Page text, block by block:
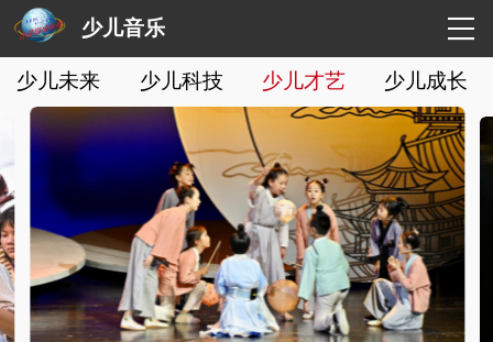
少儿音乐
少儿未来 少儿科技 少儿才艺 少儿成长